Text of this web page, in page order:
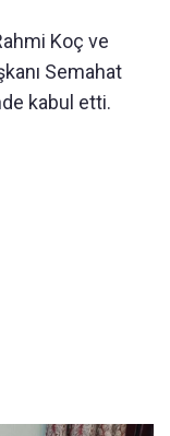
Koç ve
Semahat
kabul etti.